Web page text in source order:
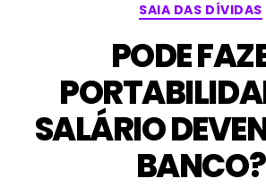
SAIA DAS DÍVIDAS
PODE
SALÁRIO
BANCO?